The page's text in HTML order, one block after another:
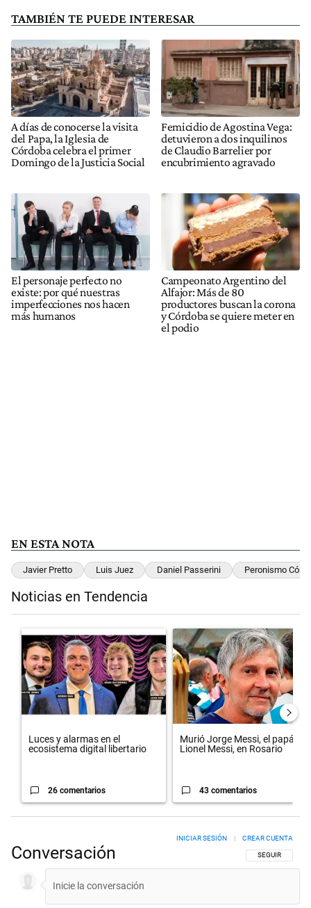
TAMBIÉN TE PUEDE INTERESAR
A días de conocerse la visita
del Papa, la Iglesia de
Córdoba celebra el primer
Domingo de la Justicia Social
Femicidio de Agostina Vega:
detuvieron a dos inquilinos
de Claudio Barrelier por
encubrimiento agravado
El personaje perfecto no
existe: por qué nuestras
imperfecciones nos hacen
más humanos
Campeonato Argentino del
Alfajor: Más de 80
productores buscan la corona
y Córdoba se quiere meter en
el podio
EN ESTA NOTA
Javier Pretto Luis Juez Daniel Passerini Peronismo
Noticias en Tendencia
Un artículo de tendencia con el título "Luces y alarmas en el
Luces y alarmas en el
ecosistema digital libertario
26 comentarios
Un artículo de tendencia con el
Murió Jorge Messi, el papá de
Lionel Messi, en Rosario
43 comentarios
Conversación SIGA ESTA
SEGUIR
INICIAR SESIÓN | CREAR CUENTA